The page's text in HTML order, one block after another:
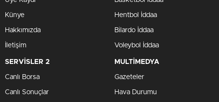
Künye
Hakkımızda
İletişim
Hentbol İddaa
Bilardo İddaa
Voleybol İddaa
SERVİSLER 2
Canlı Borsa
Canlı Sonuçlar
MULTİMEDYA
Gazeteler
Hava Durumu